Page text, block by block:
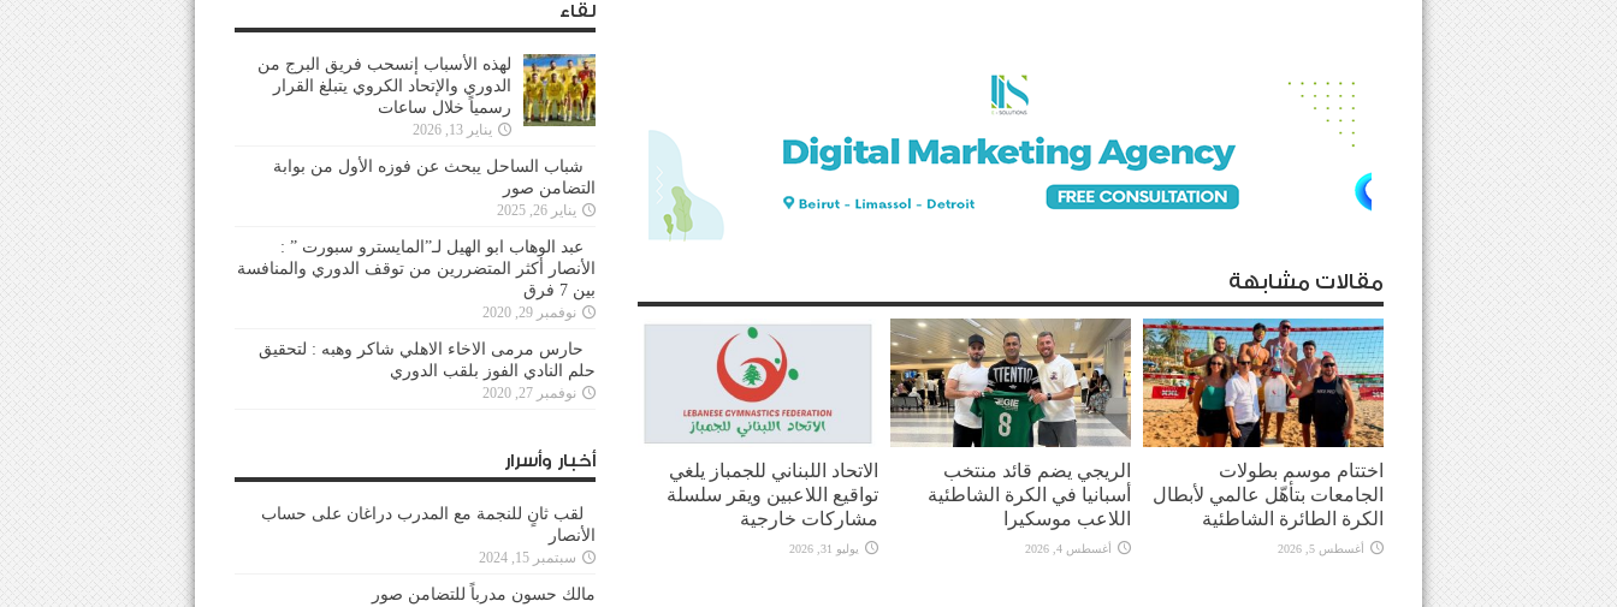
مقالات مشابهة
اختتام موسم بطولات
الجامعات بتأهّل عالمي لأبطال
الكرة الطائرة الشاطئية
أغسطس 5, 2026
الريجي يضم قائد منتخب
أسبانيا في الكرة الشاطئية
اللاعب موسكيرا
أغسطس 4, 2026
الاتحاد اللبناني للجمباز يلغي
تواقيع اللاعبين ويقر سلسلة
مشاركات خارجية
يوليو 31, 2026
لقاء
لهذه الأسباب إنسحب فريق البرج من
الدوري والإتحاد الكروي يتبلغ القرار
رسمياً خلال ساعات
يناير 13, 2026
شباب الساحل يبحث عن فوزه الأول من بوابة
التضامن صور
يناير 26, 2025
عبد الوهاب ابو الهيل لـ”المايسترو سبورت ” :
الأنصار أكثر المتضررين من توقف الدوري والمنافسة
بين 7 فرق
نوفمبر 29, 2020
حارس مرمى الاخاء الاهلي شاكر وهبه : لتحقيق
حلم النادي الفوز بلقب الدوري
نوفمبر 27, 2020
أخبار وأسرار
لقب ثانٍ للنجمة مع المدرب دراغان على حساب
الأنصار
سبتمبر 15, 2024
مالك حسون مدرباً للتضامن صور